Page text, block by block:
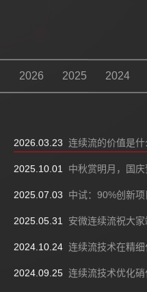
2026 2025 2024
2025 2024 2023
2025 2024 2023
2026 2025 2024
2026 2025 2024
2026 2025 2024
2026.03.23 连续流的价值是什
2025.10.01
2025.07.03
2025.05.31 安微连续流祝大
2024.10.24
2024.09.25